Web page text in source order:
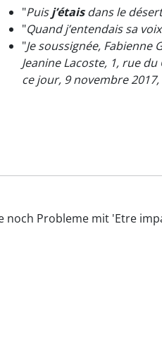
"Puisj’étaisdans le
"Quand j’entendais sa
"Je soussignée,
Jeanine Lacoste, 1, rue
ce jour, 9 novembre
noch Probleme mit 'Etre